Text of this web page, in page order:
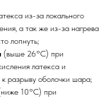
из-за локального
а так же из-за нагрева
лопнуть;
(выше 26°C) при
латекса и
разрыву оболочки шара;
10°C) при